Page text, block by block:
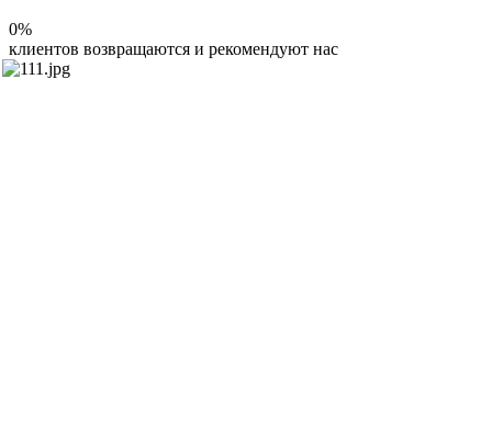
0%
клиентов возвращаются и рекомендуют нас